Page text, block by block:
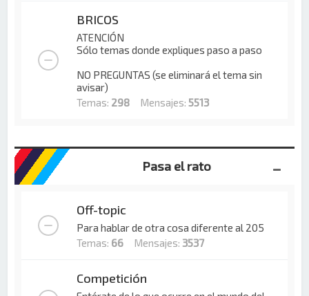
BRICOS
ATENCIÓN
Sólo temas donde expliques paso a paso
NO PREGUNTAS (se eliminará el tema sin
avisar)
Temas: 298 Mensajes:5513
Pasa el rato
Off-topic
Para hablar de otra cosa diferente al 205
Temas: 66 Mensajes: 3537
Competición